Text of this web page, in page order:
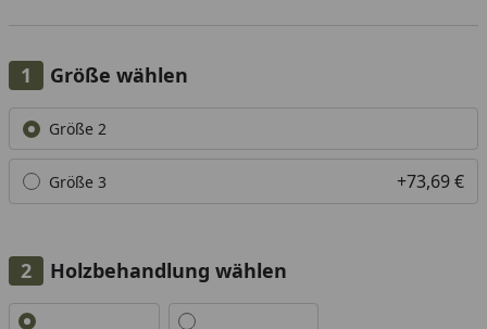
Größe wählen
Alle anzeigen (2)
Größe 2
Größe 3 +73,69 €
Holzbehandlung wählen
Alle anzeigen (2)